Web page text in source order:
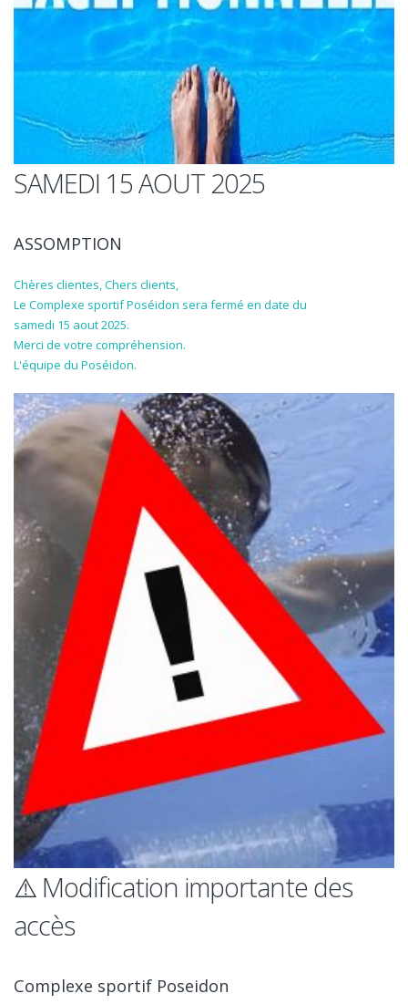
SAMEDI 15 AOUT 2025
ASSOMPTION
Chères clientes, Chers clients,
Le Complexe sportif Poséidon sera fermé en date du
samedi 15 aout 2025.
Merci de votre compréhension.
L'équipe du Poséidon.
⚠️ Modification importante des
accès
Complexe sportif Poseidon